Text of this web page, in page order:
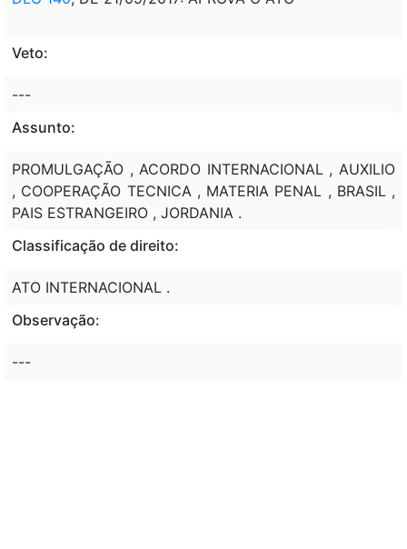
Veto:
---
Assunto:
PROMULGAÇÃO , ACORDO INTERNACIONAL , AUXILIO
, COOPERAÇÃO TECNICA , MATERIA PENAL , BRASIL ,
PAIS ESTRANGEIRO , JORDANIA .
Classificação de direito:
ATO INTERNACIONAL .
Observação:
---